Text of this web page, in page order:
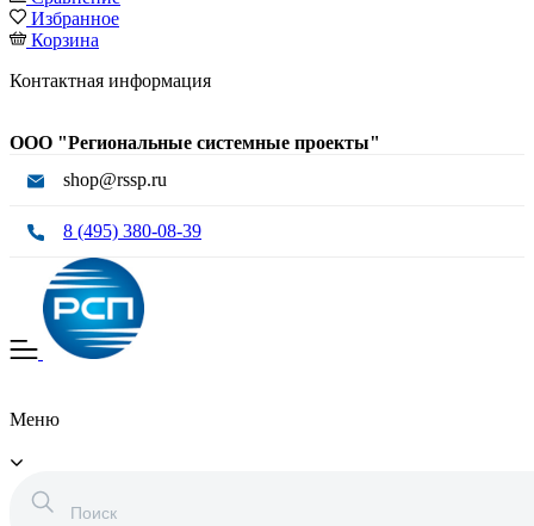
Избранное
Корзина
Контактная информация
ООО "Региональные системные проекты"
shop@rssp.ru
8 (495) 380-08-39
Меню